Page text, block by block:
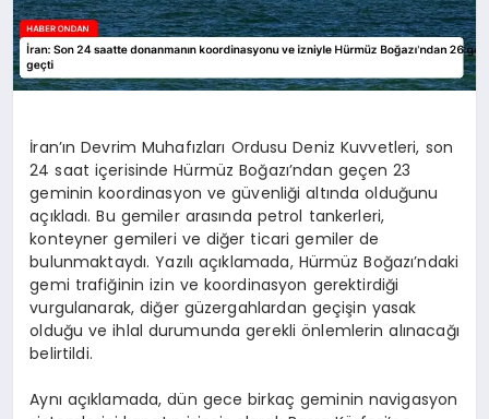
İran’ın Devrim Muhafızları Ordusu Deniz Kuvvetleri, son
24 saat içerisinde Hürmüz Boğazı’ndan geçen 23
geminin koordinasyon ve güvenliği altında olduğunu
açıkladı. Bu gemiler arasında petrol tankerleri,
konteyner gemileri ve diğer ticari gemiler de
bulunmaktaydı. Yazılı açıklamada, Hürmüz Boğazı’ndaki
gemi trafiğinin izin ve koordinasyon gerektirdiği
vurgulanarak, diğer güzergahlardan geçişin yasak
olduğu ve ihlal durumunda gerekli önlemlerin alınacağı
belirtildi.
Aynı açıklamada, dün gece birkaç geminin navigasyon